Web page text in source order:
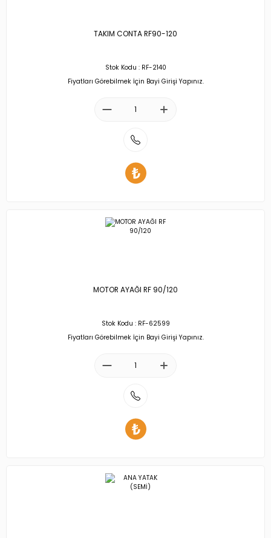
TAKIM CONTA RF90-120
Stok Kodu : RF-2140
Fiyatları Görebilmek İçin Bayi Girişi Yapınız.
MOTOR AYAĞI RF 90/120
Stok Kodu : RF-62599
Fiyatları Görebilmek İçin Bayi Girişi Yapınız.